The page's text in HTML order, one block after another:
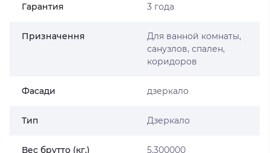
Гарантия 3 года
Призначення
Для ванной комнаты,
санузлов, спален,
коридоров
Фасади дзеркало
Тип Дзеркало
Вес брутто (кг.) 5.300000